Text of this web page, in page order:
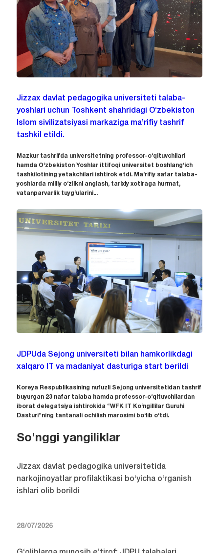
Jizzax davlat pedagogika universiteti talaba-
yoshlari uchun Toshkent shahridagi O‘zbekiston
Islom sivilizatsiyasi markaziga ma’rifiy tashrif
tashkil etildi.
Mazkur tashrifda universitetning professor-o‘qituvchilari
hamda O‘zbekiston Yoshlar ittifoqi universitet boshlang‘ich
tashkilotining yetakchilari ishtirok etdi. Ma’rifiy safar talaba-
yoshlarda milliy o‘zlikni anglash, tarixiy xotiraga hurmat,
vatanparvarlik tuyg‘ularini...
JDPUda Sejong universiteti bilan hamkorlikdagi
xalqaro IT va madaniyat dasturiga start berildi
Koreya Respublikasining nufuzli Sejong universitetidan tashrif
buyurgan 23 nafar talaba hamda professor-o‘qituvchilardan
iborat delegatsiya ishtirokida “WFK IT Ko‘ngillilar Guruhi
Dasturi”ning tantanali ochilish marosimi bo‘lib o‘tdi.
So'nggi yangiliklar
Jizzax davlat pedagogika universitetida
narkojinoyatlar profilaktikasi bo‘yicha o‘rganish
ishlari olib borildi
28/07/2026